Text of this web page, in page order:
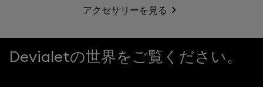
アクセサリーを見る
Devialetの世界をご覧ください。